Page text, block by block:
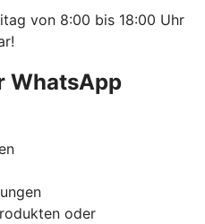
von 8:00 bis 18:00 Uhr
WhatsApp
oder